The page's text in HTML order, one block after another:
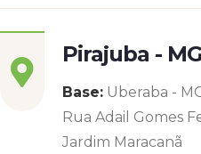
Pirajuba - MG
Base: Uberaba -
Rua Adail Gomes
Jardim Maracanã